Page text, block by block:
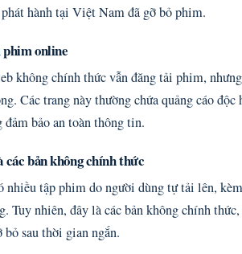
hành tại Việt Nam đã gỡ bỏ phim.
phim online
không chính thức vẫn đăng tải phim,
Các trang này thường chứa quảng cáo
đảm bảo an toàn thông tin.
bản không chính thức
tập phim do người dùng tự tải lên,
Tuy nhiên, đây là các bản không chính
sau thời gian ngắn.